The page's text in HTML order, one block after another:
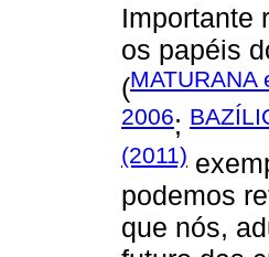
Importante
os papéis
(MATURANA
2006;
(2011)
podemos
que nós,